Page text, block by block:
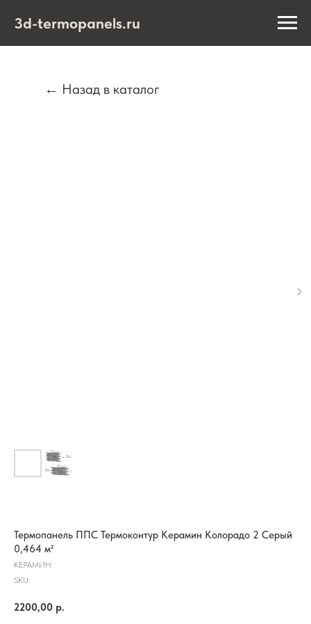
3d-termopanels.ru
← Назад в каталог
Термопанель ППС Термоконтур Керамин Колорадо 2 Серый
0,464 м²
КЕРАМИН
SKU:
2200,00 р.